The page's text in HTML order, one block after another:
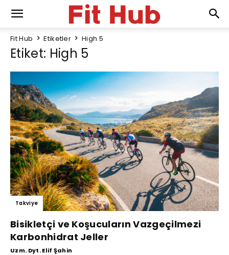
Fit Hub Etiketler High 5
Etiket: High 5
Takviye
Bisikletçi ve Koşucuların Vazgeçilmezi
Karbonhidrat Jeller
Uzm. Dyt. Elif Şahin